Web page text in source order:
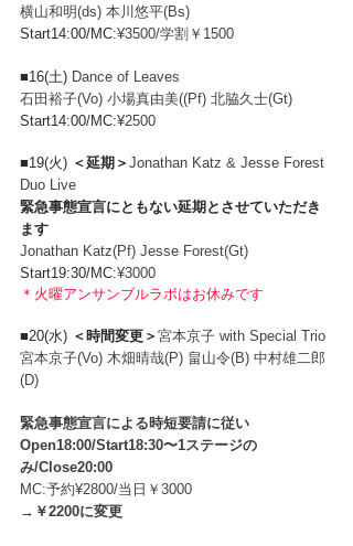
横山和明(ds) 本川悠平(Bs)
Start14:00/MC:¥3500/学割￥1500
■16(土) Dance of Leaves
石田裕子(Vo) 小場真由美((Pf) 北脇久士(Gt)
Start14:00/MC:¥2500
■19(火) ＜延期＞ Jonathan Katz & Jesse Forest
Duo Live
緊急事態宣言にともない延期とさせていただき
ます
Jonathan Katz(Pf) Jesse Forest(Gt)
Start19:30/MC:¥3000
＊火曜アンサンブルラボはお休みです
■20(水) ＜時間変更＞ 宮本京子 with Special Trio
宮本京子(Vo) 木畑晴哉(P) 畠山令(B) 中村雄二郎
(D)
緊急事態宣言による時短要請に従い
Open18:00/Start18:30〜1ステージの
み/Close20:00
MC:予約¥2800/当日￥3000
→￥2200に変更